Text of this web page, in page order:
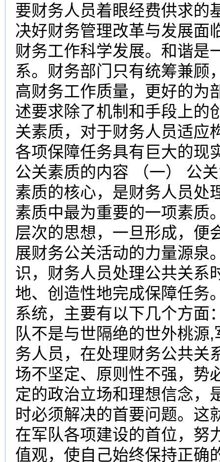
要财务人员着眼经费供求的
决好财务管理改革与发展面
财务工作科学发展。和谐是
系。财务部门只有统筹兼顾
高财务工作质量，更好的为
述要求除了机制和手段上的
关素质，对于财务人员适应
各项保障任务具有巨大的现
公关素质的内容 （一） 公
素质的核心，是财务人员处
素质中最为重要的一项素质
层次的思想，一旦形成，便
展财务公关活动的力量源泉
识，财务人员处理公共关系
地、创造性地完成保障任务
系统，主要有以下几个方面
队不是与世隔绝的世外桃源
务人员，在处理财务公共关
场不坚定、原则性不强，势
定的政治立场和理想信念，
时必须解决的首要问题。这
在军队各项建设的首位，努
值观，使自己始终保持正确